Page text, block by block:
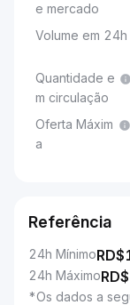
e mercado
Volume em 24h
Quantidade e
m circulação
Oferta Máxim
a
Referência
24h MínimoRD$
24h MáximoRD$
*Os dados a